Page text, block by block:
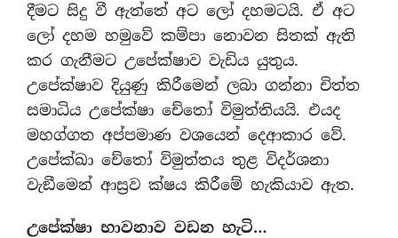
දීමට සිදු වී ඇත්තේ අට ලෝ දහමටයි. ඒ අට
ලෝ දහම හමුවේ කම්පා නොවන සිතක් ඇති
කර ගැනීමට උපේක්ෂාව වැඩිය යුතුය.
උපේක්ෂාව දියුණු කිරීමෙන් ලබා ගන්නා චිත්ත
සමාධිය උපේක්ෂා චේතෝ විමුත්තියයි. එයද
මහග්ගත අප්පමාණ වශයෙන් දෙආකාර වේ.
උපේක්ඛා චේතෝ විමුත්තය තුළ විදර්ශනා
වැඞීමෙන් ආස‍්‍රව ක්ෂය කිරීමේ හැකියාව ඇත.
උපේක්ෂා භාවනාව වඩන හැටි…